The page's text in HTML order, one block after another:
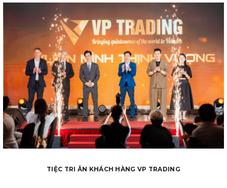
TIỆC TRI ÂN KHÁCH HÀNG VP TRADING